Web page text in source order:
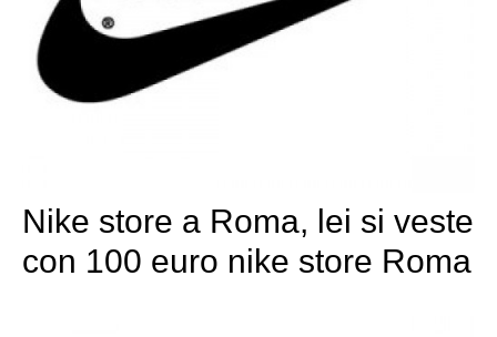
Nike store a Roma, lei si veste
con 100 euro nike store Roma